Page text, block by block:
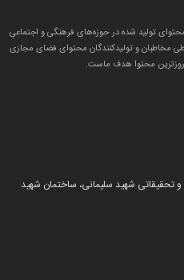
تولید شده در حوزه‌های فرهنگی و اجتماعیِ
مخاطبان و تولید‌کنندگان محتوای فضای مجازی
محتوا هدف ماست.
و تحقیقاتی شهید سلیمانی، ساختمان شهید